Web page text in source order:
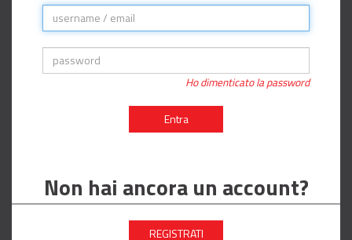
Ho dimenticato la password
Entra
Non hai ancora un account?
REGISTRATI